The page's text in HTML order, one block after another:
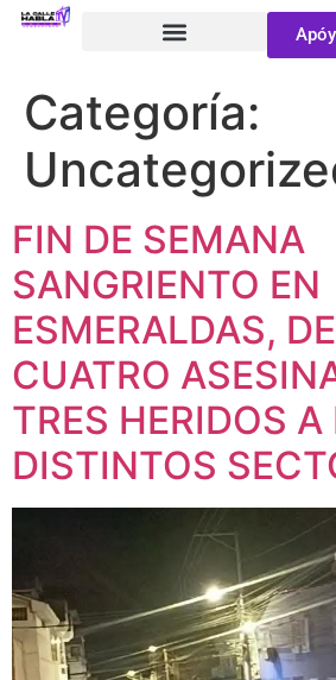
Categoría:
FIN DE SEMANA
SANGRIENTO EN
ESMERALDAS,
CUATRO
TRES HERIDOS
DISTINTOS